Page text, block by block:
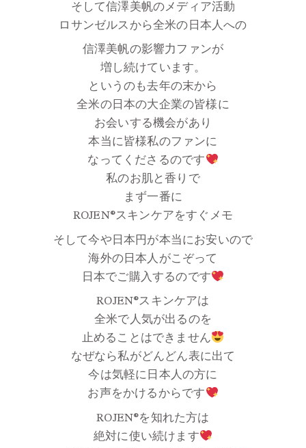
そして信澤美帆のメディア活動
ロサンゼルスから全米の日本人への
信澤美帆の影響力ファンが
増し続けています。
というのも去年の末から
全米の日本の大企業の皆様に
お会いする機会があり
本当に皆様私のファンに
なってくださるのです
私のお肌と香りで
まず一番に
ROJEN®スキンケアをすぐメモ
そして今や日本円が本当にお安いので
海外の日本人がこぞって
日本でご購入するのです
ROJEN®スキンケアは
全米で人気が出るのを
止めることはできません
なぜなら私がどんどん表に出て
今は気軽に日本人の方に
お声をかけるからです
ROJEN®を知れた方は
絶対に使い続けます